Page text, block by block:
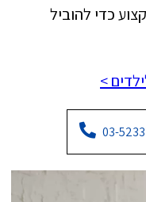
כדי להוביל
>
03-